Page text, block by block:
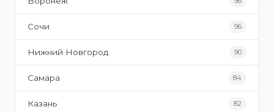
Сочи 96
Нижний Новгород 90
Самара 84
Казань 82